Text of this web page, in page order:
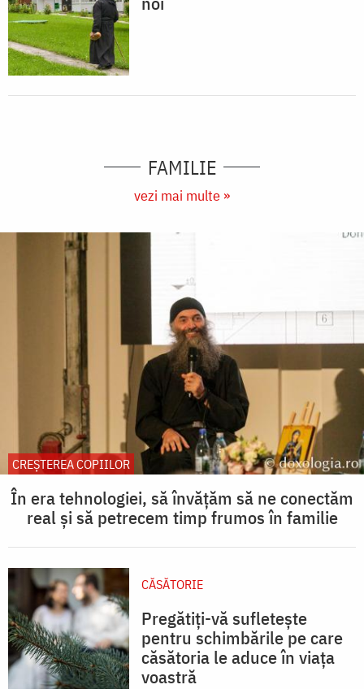
FAMILIE
vezi mai multe »
CREŞTEREA COPIILOR
În era tehnologiei, să învățăm să ne conectăm
real și să petrecem timp frumos în familie
CĂSĂTORIE
Pregătiți-vă sufletește
pentru schimbările pe care
căsătoria le aduce în viața
voastră